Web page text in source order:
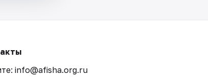
info@afisha.org.ru